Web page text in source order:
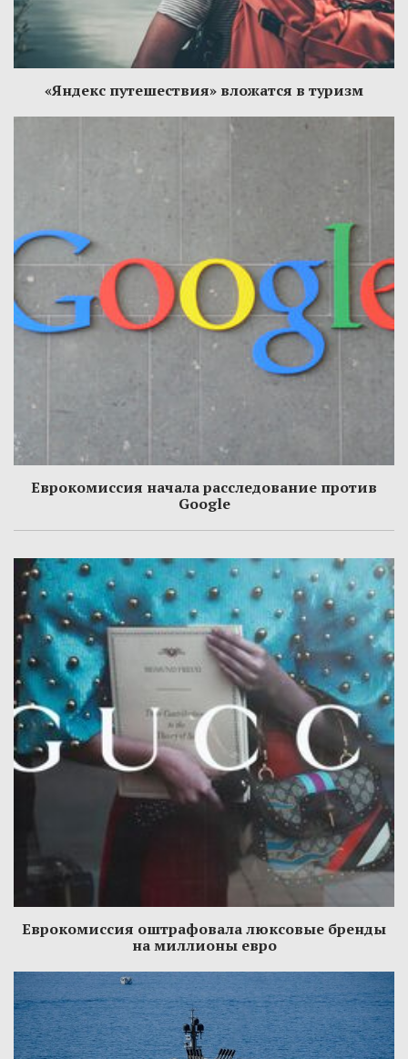
«Яндекс путешествия» вложатся в туризм
Еврокомиссия начала расследование против
Google
Еврокомиссия оштрафовала люксовые бренды
на миллионы евро